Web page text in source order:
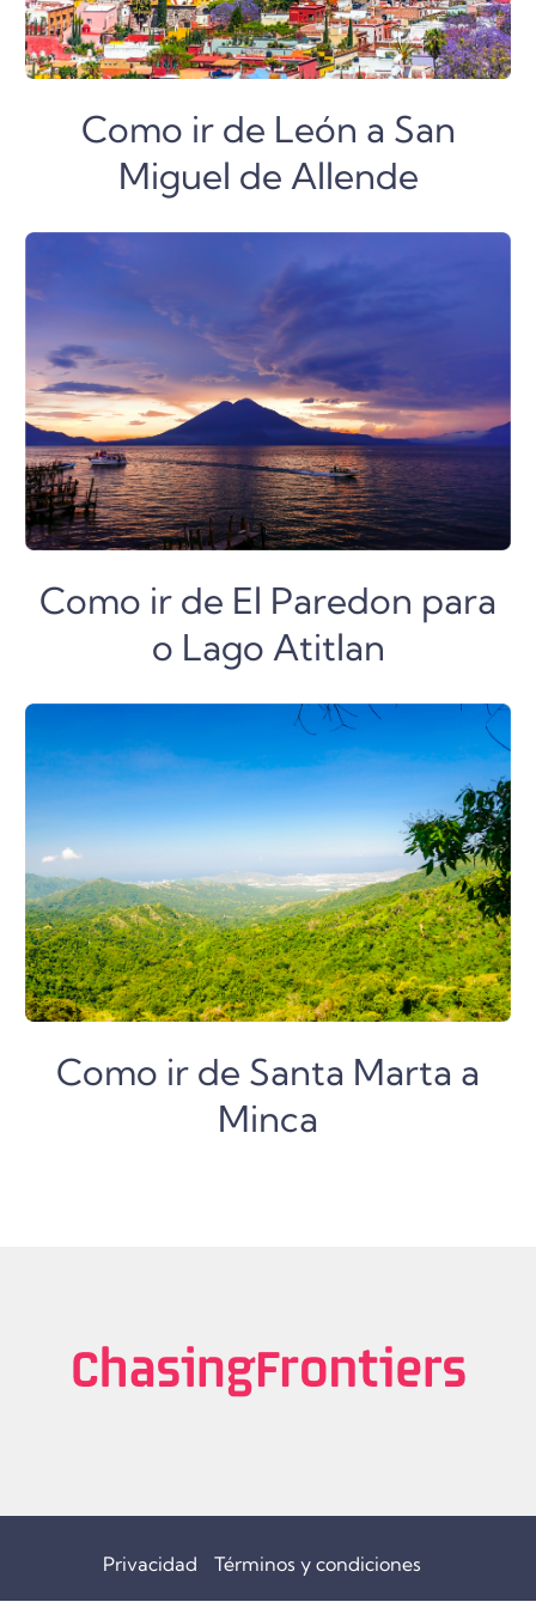
Como ir de León a San
Miguel de Allende
Como ir de El Paredon para
o Lago Atitlan
Como ir de Santa Marta a
Minca
Privacidad Términos y condiciones